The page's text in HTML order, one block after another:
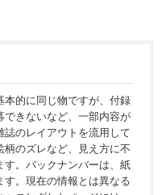
的に同じ物ですが、付録
きないなど、一部内容が
のレイアウトを流用して
のズレなど、見え方に不
。バックナンバーは、紙
。現在の情報とは異なる